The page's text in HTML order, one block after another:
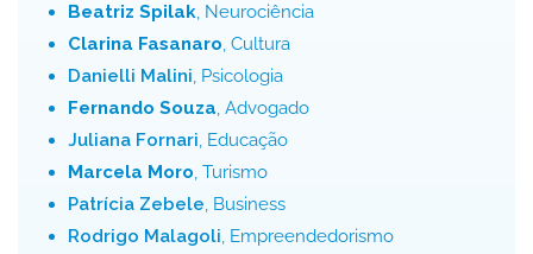
Beatriz Spilak, Neurociência
Clarina Fasanaro, Cultura
Danielli Malini, Psicologia
Fernando Souza, Advogado
Juliana Fornari, Educação
Marcela Moro, Turismo
Patrícia Zebele, Business
Rodrigo Malagoli, Empreendedorismo